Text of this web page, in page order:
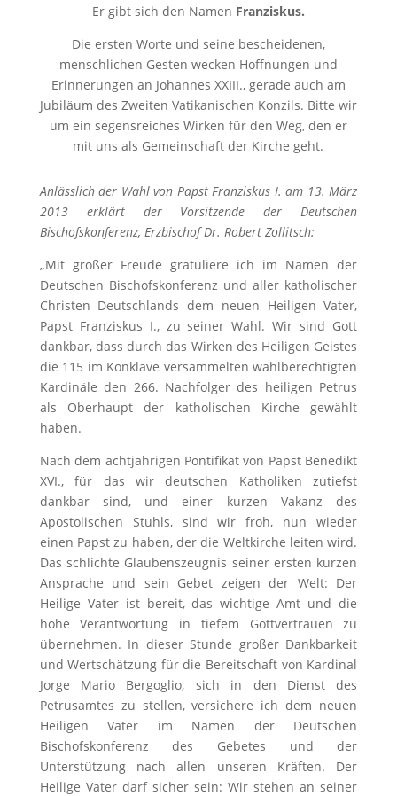
Er gibt sich den Namen Franziskus.
Die ersten Worte und seine bescheidenen,
menschlichen Gesten wecken Hoffnungen und
Erinnerungen an Johannes XXIII., gerade auch am
Jubiläum des Zweiten Vatikanischen Konzils. Bitte wir
um ein segensreiches Wirken für den Weg, den er
mit uns als Gemeinschaft der Kirche geht.
Anlässlich der Wahl von Papst Franziskus I. am 13. März
2013 erklärt der Vorsitzende der Deutschen
Bischofskonferenz, Erzbischof Dr. Robert Zollitsch:
„Mit großer Freude gratuliere ich im Namen der
Deutschen Bischofskonferenz und aller katholischer
Christen Deutschlands dem neuen Heiligen Vater,
Papst Franziskus I., zu seiner Wahl. Wir sind Gott
dankbar, dass durch das Wirken des Heiligen Geistes
die 115 im Konklave versammelten wahlberechtigten
Kardinäle den 266. Nachfolger des heiligen Petrus
als Oberhaupt der katholischen Kirche gewählt
haben.
Nach dem achtjährigen Pontifikat von Papst Benedikt
XVI., für das wir deutschen Katholiken zutiefst
dankbar sind, und einer kurzen Vakanz des
Apostolischen Stuhls, sind wir froh, nun wieder
einen Papst zu haben, der die Weltkirche leiten wird.
Das schlichte Glaubenszeugnis seiner ersten kurzen
Ansprache und sein Gebet zeigen der Welt: Der
Heilige Vater ist bereit, das wichtige Amt und die
hohe Verantwortung in tiefem Gottvertrauen zu
übernehmen. In dieser Stunde großer Dankbarkeit
und Wertschätzung für die Bereitschaft von Kardinal
Jorge Mario Bergoglio, sich in den Dienst des
Petrusamtes zu stellen, versichere ich dem neuen
Heiligen Vater im Namen der Deutschen
Bischofskonferenz des Gebetes und der
Unterstützung nach allen unseren Kräften. Der
Heilige Vater darf sicher sein: Wir stehen an seiner